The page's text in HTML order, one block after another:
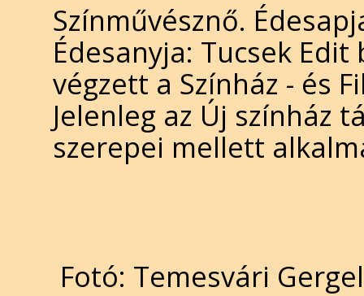
Színművésznő.
Édesanyja: Tucsek
végzett a Színház - és
Jelenleg az Új színház
szerepei mellett
Fotó: Temesvári